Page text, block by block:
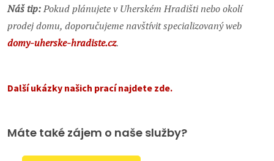
Náš tip:Pokud plánujete v Uherském Hradišti nebo okolí
prodej domu, doporučujeme navštívit specializovaný web
domy-uherske-hradiste.cz.
Další ukázky našich prací najdete zde.
Máte také zájem o naše služby?